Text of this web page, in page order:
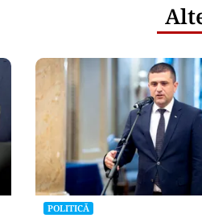
POLITICĂ